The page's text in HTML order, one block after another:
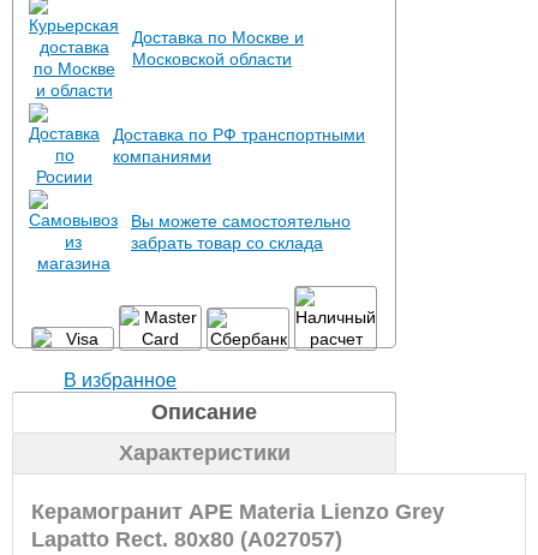
Доставка по Москве и
Московской области
Доставка по РФ транспортными
компаниями
Вы можете самостоятельно
забрать товар со склада
В избранное
Описание
Характеристики
Керамогранит APE Materia Lienzo Grey
Lapatto Rect. 80x80 (A027057)